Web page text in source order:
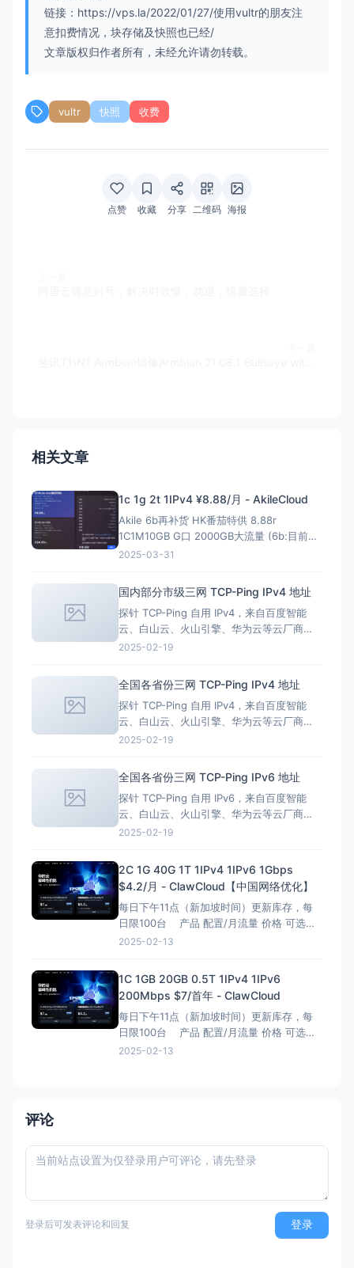
链接：https://vps.la/2022/01/27/使用vultr的朋友注
意扣费情况，块存储及快照也已经/
文章版权归作者所有，未经允许请勿转载。
vultr 快照 收费
点赞 收藏 分享 二维码 海报
相关文章
1c 1g 2t 1IPv4 ¥8.88/月 - AkileCloud
Akile 6b再补货 HK番茄特供 8.88r
1C1M10GB G口 2000GB大流量 (6b:目前HK
已经全部接入retn进行链路测试) 1核小
宽，速度起飞 2000G/月流量，任性冲冲
冲！
2025-03-31
国内部分市级三网 TCP-Ping IPv4 地址
探针 TCP-Ping 自用 IPv4，来自百度智能
云、白山云、火山引擎、华为云等云厂商
CDN 节点 仅供 TCP-Ping 使用，不要使用
地址。 反馈交流欢迎进群
2025-02-19
全国各省份三网 TCP-Ping IPv4 地址
探针 TCP-Ping 自用 IPv4，来自百度智能
云、白山云、火山引擎、华为云等云厂商
CDN 节点 仅供 TCP-Ping 使用，不要使用
地址。 反馈交流欢迎进群
2025-02-19
全国各省份三网 TCP-Ping IPv6 地址
探针 TCP-Ping 自用 IPv6，来自百度智能
云、白山云、火山引擎、华为云等云厂商
CDN 节点 仅供 TCP-Ping 使用，不要使用
地址。 反馈交流欢迎进群
2025-02-19
2C 1G 40G 1T 1IPv4 1IPv6 1Gbps
$4.2/月 - ClawCloud【中国网络优化】
每日下午11点（新加坡时间）更新库存，每
日限100台 产品 配置/月流量 价格 可选地
区 优惠规则 优惠码 购买地址 中国优化-
2025-02-13
1C 1GB 20GB 0.5T 1IPv4 1IPv6
200Mbps $7/首年 - ClawCloud
每日下午11点（新加坡时间）更新库存，每
日限100台 产品 配置/月流量 价格 可选地
区 优惠规则 优惠码 购买地址 Cloud-VPS
2025-02-13
评论
登录后可发表评论和回复 登录